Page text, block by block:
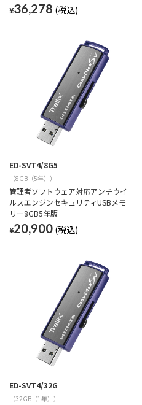
¥36,278
ED-SVT4/8G5
（8GB（5年））
管理者ソフトウェア対応アンチウイ
ルスエンジンセキュリティUSBメモ
リー8GB5年版
¥20,900
ED-SVT4/32G
（32GB（1年））